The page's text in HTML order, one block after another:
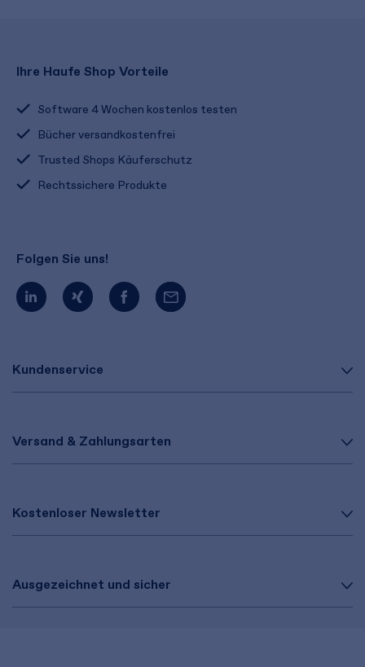
Kundenservice
Versand & Zahlungsarten
Kostenloser Newsletter
Ausgezeichnet und sicher
Ihre Haufe Shop Vorteile
Software 4 Wochen kostenlos testen
Bücher versandkostenfrei
Trusted Shops Käuferschutz
Rechtssichere Produkte
Folgen Sie uns!